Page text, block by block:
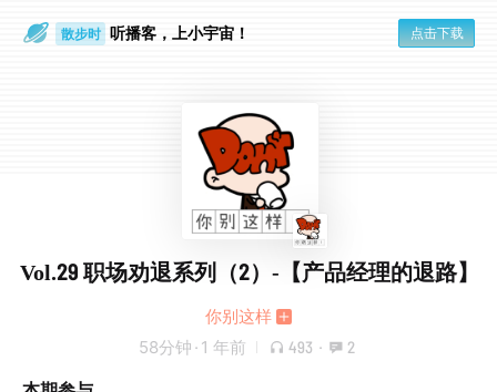
散步时 听播客，上小宇宙！ 点击下载
Vol.29 职场劝退系列（2）-【产品经理的退路】
你别这样
58分钟 · 1 年前 493 · 2